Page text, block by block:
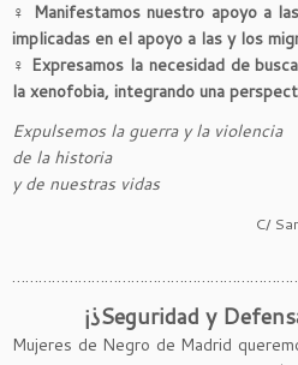
♀ Manifestamos nuestro apoyo a
implicadas en el apoyo a las y los
♀ Expresamos la necesidad de
la xenofobia, integrando una
Expulsemos la guerra y la violencia
de la historia
y de nuestras vidas
C/
¡¿Seguridad y
Mujeres de Negro de Madrid